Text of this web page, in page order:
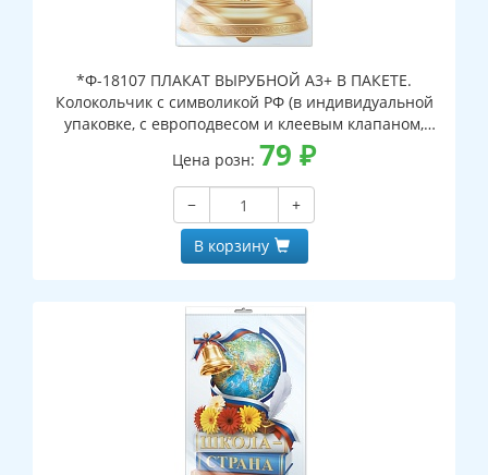
*Ф-18107 ПЛАКАТ ВЫРУБНОЙ А3+ В ПАКЕТЕ.
Колокольчик с символикой РФ (в индивидуальной
упаковке, с европодвесом и клеевым клапаном,
двухсторонний, ВД-лак)
Цена розн: 79 ₽
−
+
В корзину